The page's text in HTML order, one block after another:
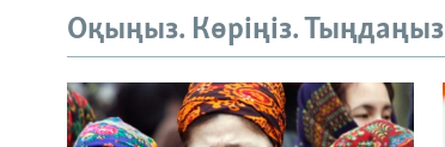
Оқыңыз. Көріңіз. Тыңдаңыз